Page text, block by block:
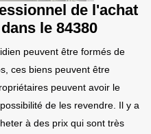
de l'achat
le 84380
peuvent être formés de
ces biens peuvent être
peuvent avoir le
de les revendre. Il y a
à des prix qui sont très